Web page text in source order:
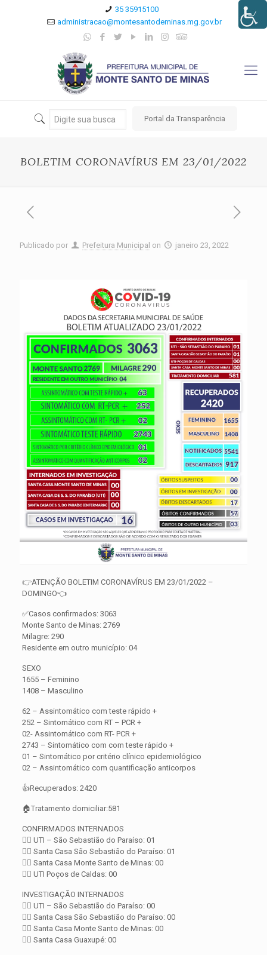
35 35915100
administracao@montesantodeminas.mg.gov.br
Portal da Transparência
BOLETIM CORONAVÍRUS EM 23/01/2022
Publicado por Prefeitura Municipal on janeiro 23, 2022
👉ATENÇÃO BOLETIM CORONAVÍRUS EM 23/01/2022 –
DOMINGO👈
✅Casos confirmados: 3063
Monte Santo de Minas: 2769
Milagre: 290
Residente em outro município: 04
SEXO
1655 – Feminino
1408 – Masculino
62 – Assintomático com teste rápido +
252 – Sintomático com RT – PCR +
02- Assintomático com RT- PCR +
2743 – Sintomático com com teste rápido +
01 – Sintomático por critério clínico epidemiológico
02 – Assintomático com quantificação anticorpos
👍Recuperados: 2420
🏠Tratamento domiciliar:581
CONFIRMADOS INTERNADOS
👨‍⚕️ UTI – São Sebastião do Paraíso: 01
👨‍⚕️ Santa Casa São Sebastião do Paraíso: 01
👨‍⚕️ Santa Casa Monte Santo de Minas: 00
👨‍⚕️ UTI Poços de Caldas: 00
INVESTIGAÇÃO INTERNADOS
👨‍⚕️ UTI – São Sebastião do Paraíso: 00
👨‍⚕️ Santa Casa São Sebastião do Paraíso: 00
👨‍⚕️ Santa Casa Monte Santo de Minas: 00
👨‍⚕️ Santa Casa Guaxupé: 00